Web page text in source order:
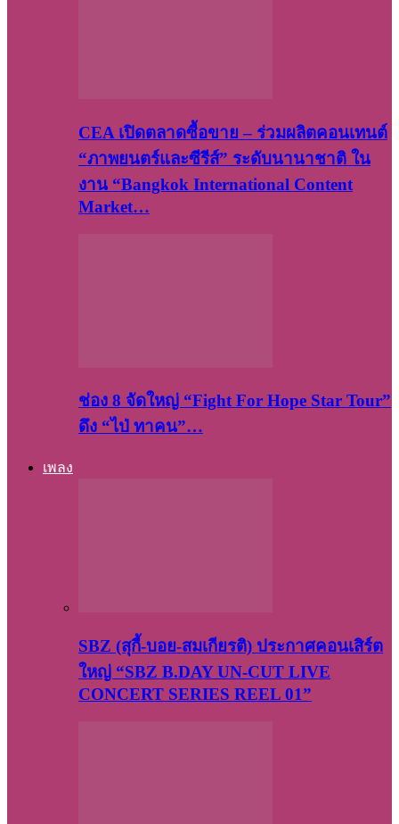
CEA เปิดตลาดซื้อขาย – ร่วมผลิตคอนเทนต์
“ภาพยนตร์และซีรีส์” ระดับนานาชาติ ใน
งาน “Bangkok International Content
Market…
ช่อง 8 จัดใหญ่ “Fight For Hope Star Tour”
ดึง “ไป่ ทาคน”…
เพลง
SBZ (สุกี้-บอย-สมเกียรติ) ประกาศคอนเสิร์ต
ใหญ่ “SBZ B.DAY UN-CUT LIVE
CONCERT SERIES REEL 01”